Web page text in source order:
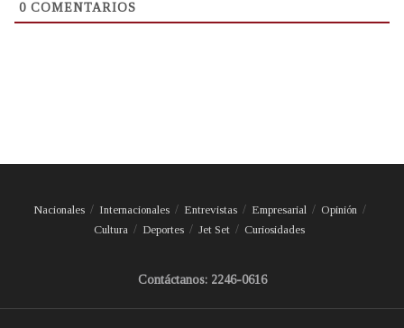
0 COMENTARIOS
Nacionales Internacionales Entrevistas Empresarial
Opinión
Cultura
Deportes Jet Set Curiosidades
Contáctanos: 2246-0616